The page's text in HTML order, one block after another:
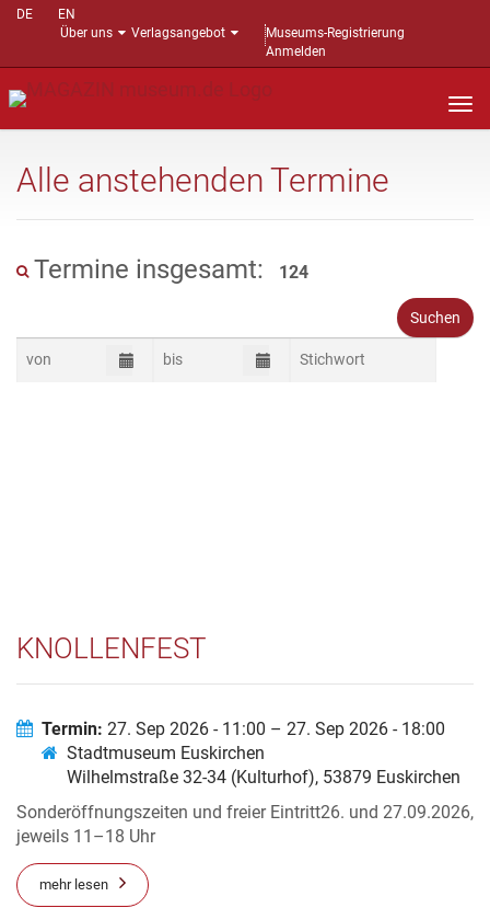
DE
EN
Über uns
Verlagsangebot
Museums-Registrierung
Anmelden
Alle anstehenden Termine
Termine insgesamt: 124
KNOLLENFEST
Termin: 27. Sep 2026 - 11:00 – 27. Sep 2026 - 18:00
Stadtmuseum Euskirchen
Wilhelmstraße 32-34 (Kulturhof), 53879 Euskirchen
Sonderöffnungszeiten und freier Eintritt26. und 27.09.2026,
jeweils 11–18 Uhr
mehr lesen